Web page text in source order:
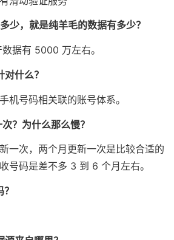
少，就是纯羊毛的数据有多少？
据有 5000 万左右。
什么？
机号码相关联的账号体系。
？为什么那么慢？
一次，两个月更新一次是比较合适的
号码是差不多 3 到 6 个月左右。